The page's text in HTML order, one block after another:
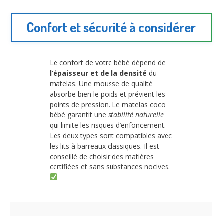
Confort et sécurité à considérer
Le confort de votre bébé dépend de
l’épaisseur et de la densité du
matelas. Une mousse de qualité
absorbe bien le poids et prévient les
points de pression. Le matelas coco
bébé garantit une stabilité naturelle
qui limite les risques d’enfoncement.
Les deux types sont compatibles avec
les lits à barreaux classiques. Il est
conseillé de choisir des matières
certifiées et sans substances nocives.